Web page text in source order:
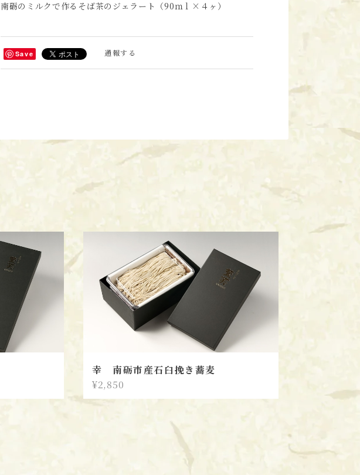
南砺のミルクで作るそば茶のジェラート（90ｍｌ×４ヶ）
Save 通報する
幸 南砺市産石臼挽き蕎麦
¥2,850